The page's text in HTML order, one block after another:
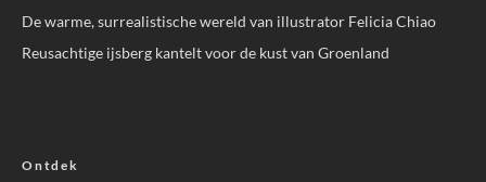
De warme, surrealistische wereld van illustrator Felicia Chiao
Reusachtige ijsberg kantelt voor de kust van Groenland
Ontdek